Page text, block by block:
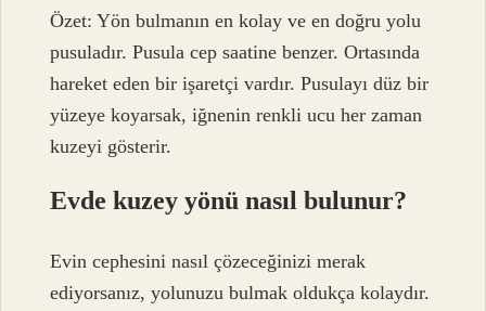
Özet: Yön bulmanın en kolay ve en doğru yolu
pusuladır. Pusula cep saatine benzer. Ortasında
hareket eden bir işaretçi vardır. Pusulayı düz bir
yüzeye koyarsak, iğnenin renkli ucu her zaman
kuzeyi gösterir.
Evde kuzey yönü nasıl bulunur?
Evin cephesini nasıl çözeceğinizi merak
ediyorsanız, yolunuzu bulmak oldukça kolaydır.